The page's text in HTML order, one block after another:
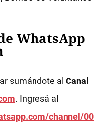
WhatsApp
sumándote al Canal
. Ingresá al
channel/00